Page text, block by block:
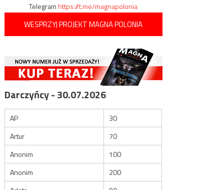
Telegramhttps://t.me/magnapolonia
WESPRZYJ PROJEKT MAGNA POLONIA
Darczyńcy - 30.07.2026
AP
30
Artur
70
Anonim
100
Anonim
200